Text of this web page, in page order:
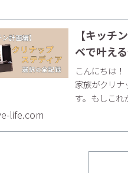
【キッチ
ベで叶え
こんにちは
家族がクリナ
す。もしこれ
life.com